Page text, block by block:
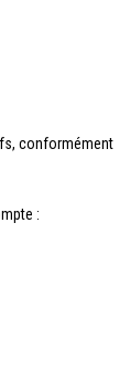
conformément
: